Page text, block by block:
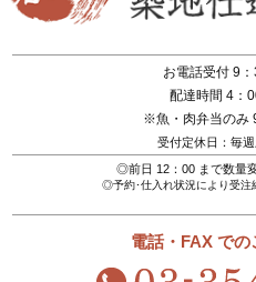
お電話受付 9
配達時間 4：
※魚・肉弁当のみ
受付定休日：毎
◎前日 12：00 まで数量
◎予約･仕入れ状況により受注
電話・FAX で